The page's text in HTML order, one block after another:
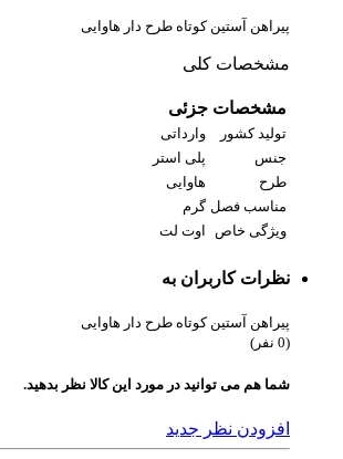
پیراهن آستین کوتاه طرح دار هاوایی
مشخصات کلی
مشخصات جزئی
تولید کشور
وارداتی
جنس
پلی استر
طرح
هاوایی
مناسب فصل گرم
ویژگی خاص
اوت لت
نظرات کاربران به
پیراهن آستین کوتاه طرح دار هاوایی
(0 نفر)
شما هم می توانید در مورد این کالا نظر بدهید.
افزودن نظر جدید